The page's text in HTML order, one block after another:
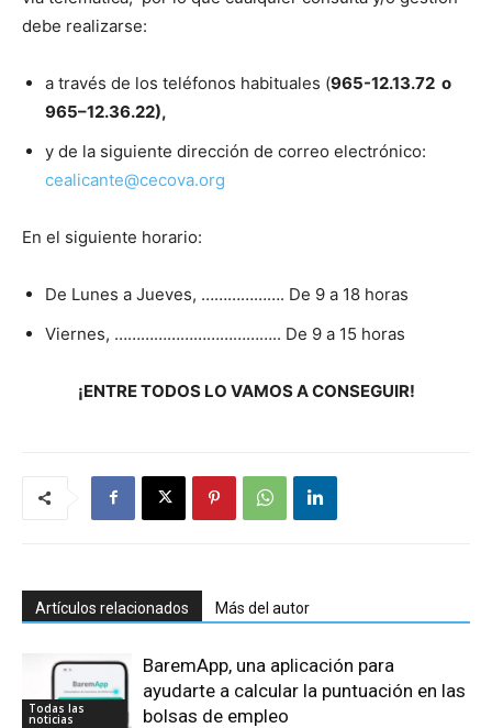
debe realizarse:
a través de los teléfonos habituales (965-12.13.72 o
965–12.36.22),
y de la siguiente dirección de correo electrónico:
cealicante@cecova.org
En el siguiente horario:
De Lunes a Jueves, ………………. De 9 a 18 horas
Viernes, ……………………………….. De 9 a 15 horas
¡ENTRE TODOS LO VAMOS A CONSEGUIR!
Artículos relacionados Más del autor
Todas las
noticias
BaremApp, una aplicación para
ayudarte a calcular la puntuación en las
bolsas de empleo